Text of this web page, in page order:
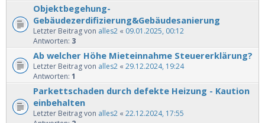
Objektbegehung-
Gebäudezerdifizierung&Gebäudesanierung
Letzter Beitrag von alles2 « 09.01.2025, 00:12
Antworten: 3
Ab welcher Höhe Mieteinnahme Steuererklärung?
Letzter Beitrag von alles2 « 29.12.2024, 19:24
Antworten: 1
Parkettschaden durch defekte Heizung - Kaution
einbehalten
Letzter Beitrag von alles2 « 22.12.2024, 17:55